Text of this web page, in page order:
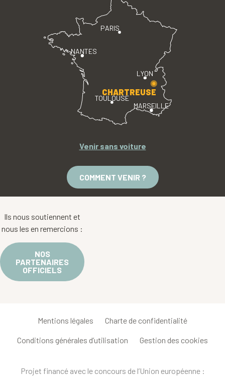
PARIS
LYON
TOULOUSE
MARSEILLE
NANTES
CHARTREUSE
Venir sans voiture
COMMENT VENIR ?
Ils nous soutiennent et
nous les en remercions :
NOS
PARTENAIRES
OFFICIELS
Mentions légales Charte de confidentialité
Conditions générales d’utilisation Gestion des cookies
Projet financé avec le concours de l’Union européenne :